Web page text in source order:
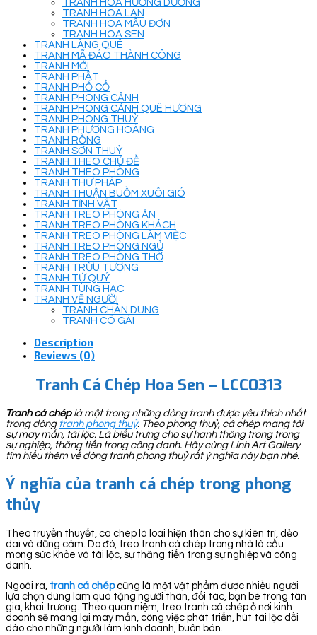
TRANH HOA HƯỚNG DƯƠNG
TRANH HOA LAN
TRANH HOA MẪU ĐƠN
TRANH HOA SEN
TRANH LÀNG QUÊ
TRANH MÃ ĐÁO THÀNH CÔNG
TRANH MỚI
TRANH PHẬT
TRANH PHỐ CỔ
TRANH PHONG CẢNH
TRANH PHONG CẢNH QUÊ HƯƠNG
TRANH PHONG THUỶ
TRANH PHƯỢNG HOÀNG
TRANH RỒNG
TRANH SƠN THUỶ
TRANH THEO CHỦ ĐỀ
TRANH THEO PHÒNG
TRANH THƯ PHÁP
TRANH THUẬN BUỒM XUÔI GIÓ
TRANH TĨNH VẬT
TRANH TREO PHÒNG ĂN
TRANH TREO PHÒNG KHÁCH
TRANH TREO PHÒNG LÀM VIỆC
TRANH TREO PHÒNG NGỦ
TRANH TREO PHÒNG THỜ
TRANH TRỪU TƯỢNG
TRANH TỨ QUÝ
TRANH TÙNG HẠC
TRANH VẼ NGƯỜI
TRANH CHÂN DUNG
TRANH CÔ GÁI
Description
Reviews (0)
Tranh Cá Chép Hoa Sen – LCC0313
Tranh cá chéplà một trong những dòng tranh được yêu thích nhất
trong dòng tranh phong thuỷ. Theo phong thuỷ, cá chép mang tới
sự may mắn, tài lộc. Là biểu trưng cho sự hanh thông trong trong
sự nghiệp, thăng tiến trong công danh. Hãy cùng Linh Art Gallery
tìm hiểu thêm về dòng tranh phong thuỷ rất ý nghĩa này bạn nhé.
Ý nghĩa của tranh cá chép trong phong
thủy
Theo truyền thuyết, cá chép là loài hiện thân cho sự kiên trì, dẻo
dai và dũng cảm. Do đó, treo tranh cá chép trong nhà là cầu
mong sức khỏe và tài lộc, sự thăng tiến trong sự nghiệp và công
danh.
Ngoài ra, tranh cá chépcũng là một vật phẩm được nhiều người
lựa chọn dùng làm quà tặng người thân, đối tác, bạn bè trong tân
gia, khai trương. Theo quan niệm, treo tranh cá chép ở nơi kinh
doanh sẽ mang lại may mắn, công việc phát triển, hút tài lộc dồi
dào cho những người làm kinh doanh, buôn bán.